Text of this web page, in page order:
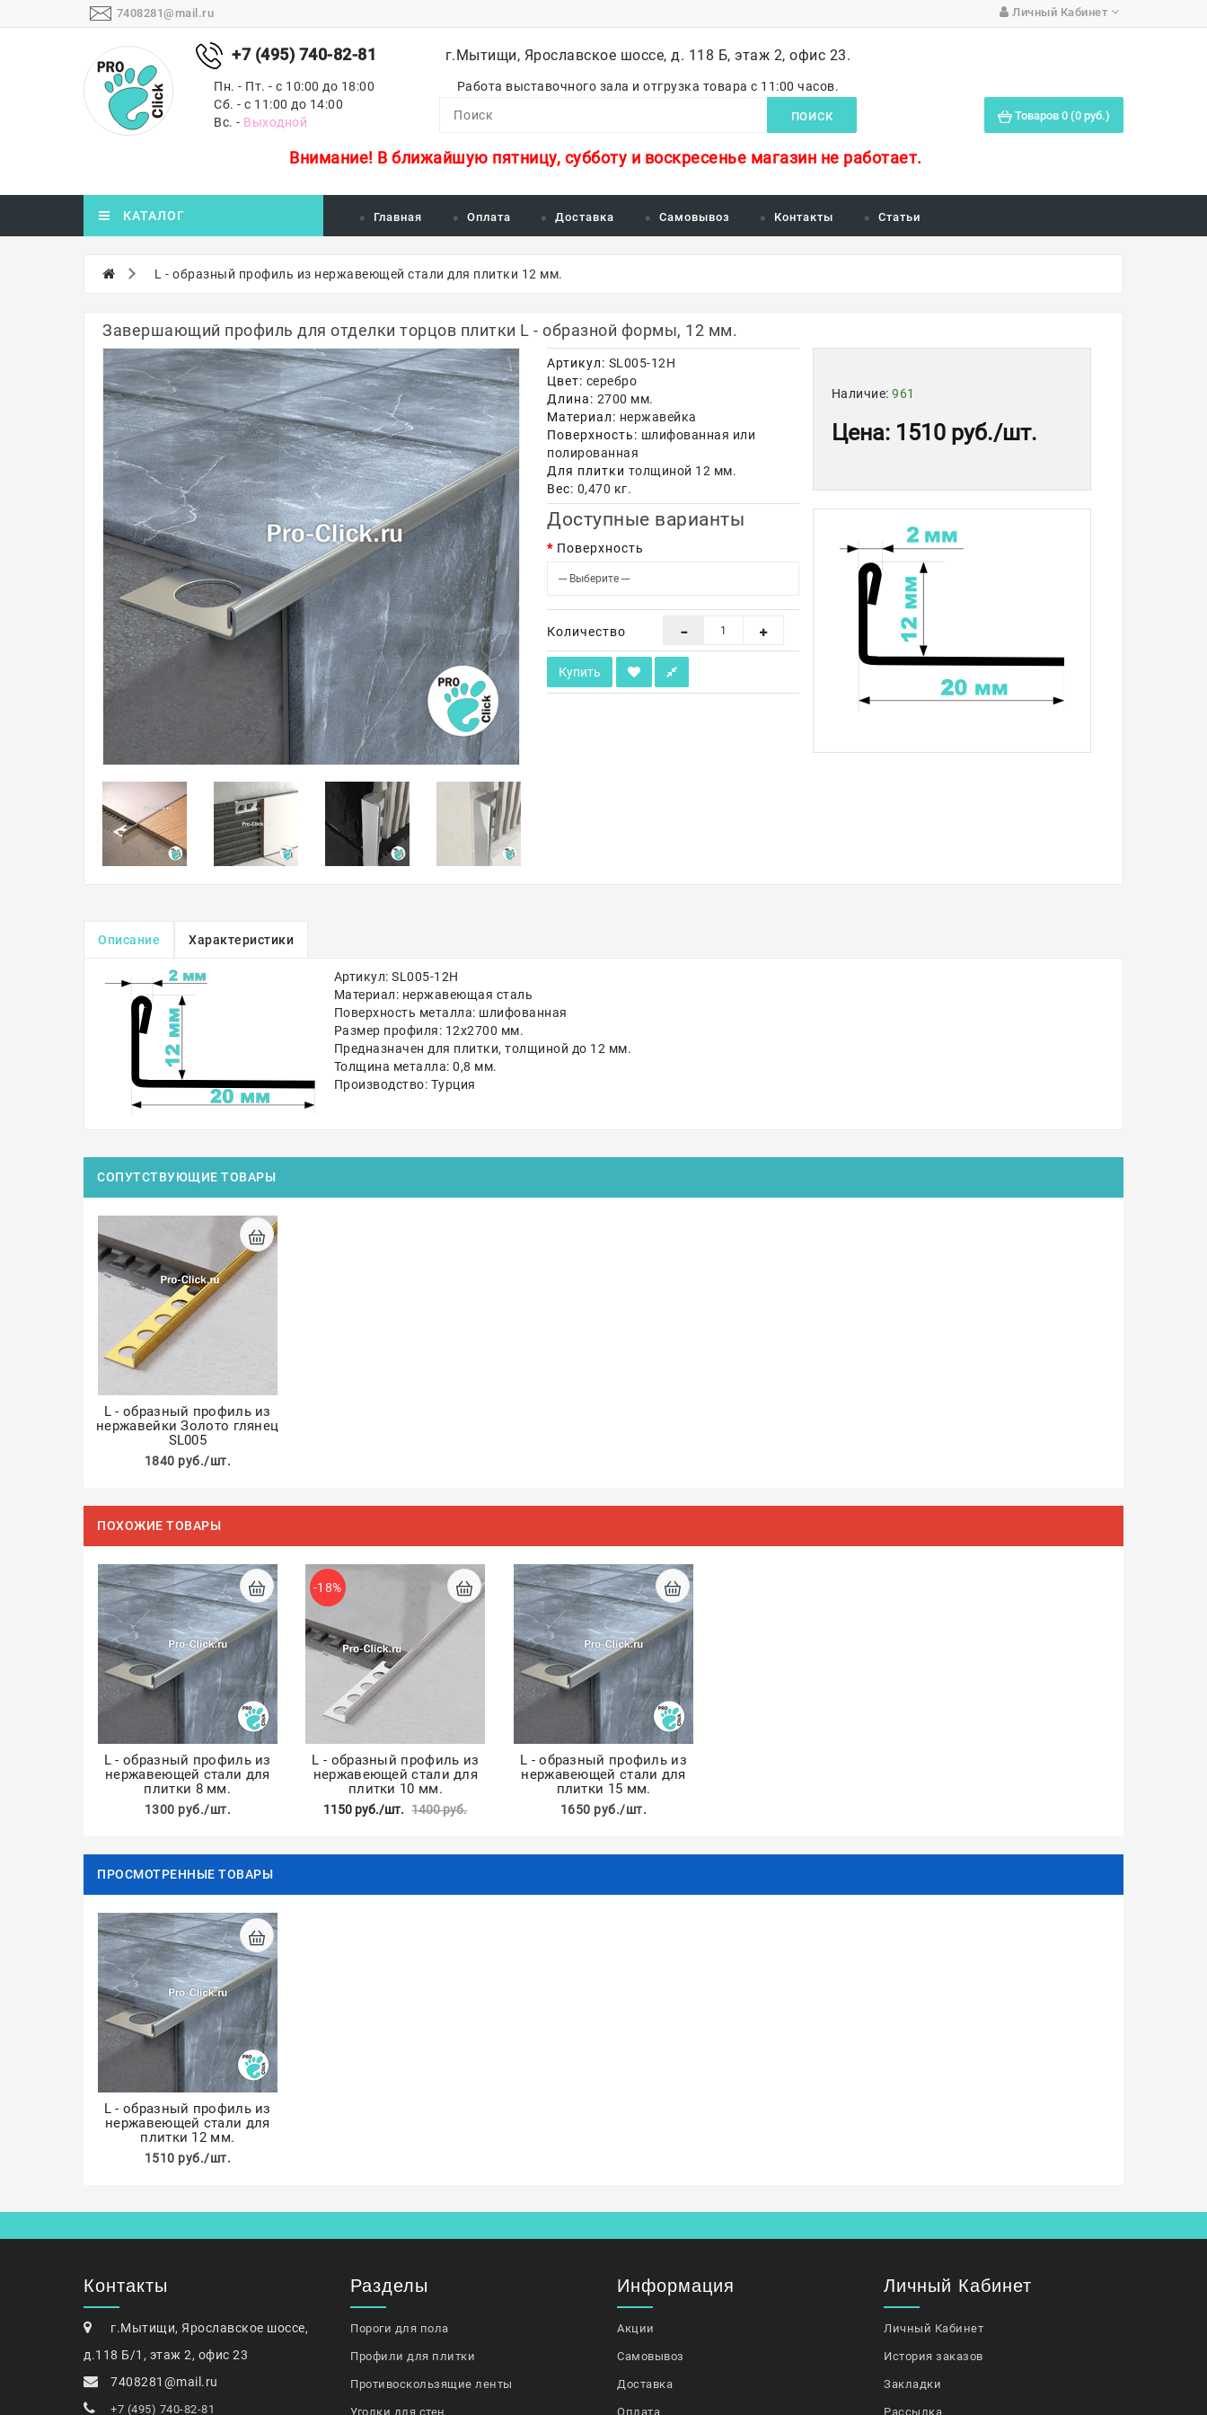
7408281@mail.ru Личный Кабинет
+7 (495) 740-82-81
Пн. - Пт. - с 10:00 до 18:00
Сб. - с 11:00 до 14:00
Вс. - Выходной
г.Мытищи, Ярославское шоссе, д. 118 Б, этаж 2, офис 23.
Работа выставочного зала и отгрузка товара с 11:00 часов.
ПОИСК Товаров 0 (0 руб.)
Внимание! В ближайшую пятницу, субботу и воскресенье магазин не работает.
КАТАЛОГ Главная Оплата Доставка Самовывоз Контакты Статьи
L - образный профиль из нержавеющей стали для плитки 12 мм.
Завершающий профиль для отделки торцов плитки L - образной формы, 12 мм.
Артикул: SL005-12H
Цвет: серебро
Длина: 2700 мм.
Материал: нержавейка
Поверхность: шлифованная или
полированная
Для плитки толщиной 12 мм.
Вес: 0,470 кг.
Доступные варианты
Поверхность
Количество
Купить
Наличие: 961
Цена: 1510 руб./шт.
Описание Характеристики
Артикул: SL005-12H
Материал: нержавеющая сталь
Поверхность металла: шлифованная
Размер профиля: 12х2700 мм.
Предназначен для плитки, толщиной до 12 мм.
Толщина металла: 0,8 мм.
Производство: Турция
СОПУТСТВУЮЩИЕ ТОВАРЫ
L - образный профиль из
нержавейки Золото глянец
SL005
1840 руб./шт.
ПОХОЖИЕ ТОВАРЫ
L - образный профиль из
нержавеющей стали для
плитки 8 мм.
1300 руб./шт.
L - образный профиль из
нержавеющей стали для
плитки 10 мм.
1150 руб./шт. 1400 руб.
-18%
L - образный профиль из
нержавеющей стали для
плитки 15 мм.
1650 руб./шт.
ПРОСМОТРЕННЫЕ ТОВАРЫ
L - образный профиль из
нержавеющей стали для
плитки 12 мм.
1510 руб./шт.
Контакты
г.Мытищи, Ярославское шоссе,
д.118 Б/1, этаж 2, офис 23
7408281@mail.ru
+7 (495) 740-82-81
Разделы
Пороги для пола
Профили для плитки
Противоскользящие ленты
Уголки для стен
Информация
Акции
Самовывоз
Доставка
Оплата
Личный Кабинет
Личный Кабинет
История заказов
Закладки
Рассылка